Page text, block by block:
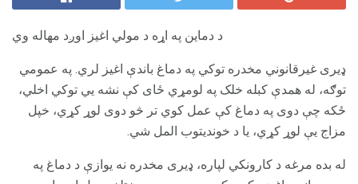
د دماین په اړه د مولي اغیز اوږد مهاله وي
ډیری غیرقانوني مخدره توکي په دماغ باندې اغیز لري. په عمومي
توګه، له همدې کبله خلک په لومړي ځای کې نشه یي توکي اخلي،
ځکه چې دوی په دماغ کې عمل کوي تر څو دوی لوړ کړي، خپل
مزاج یې لوړ کړي، یا د خوندیتوب المل شي.
له بده مرغه د کارونکي لپاره، ډیری مخدره نه یوازې د دماغ په